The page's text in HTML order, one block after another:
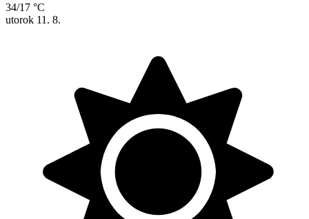
34/17 °C
utorok 11. 8.